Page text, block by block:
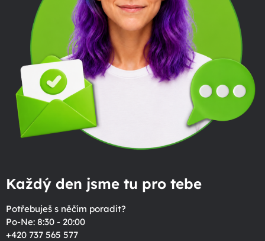
Každý den jsme tu pro tebe
Potřebuješ s něčím poradit?
Po-Ne: 8:30 - 20:00
+420 737 565 577